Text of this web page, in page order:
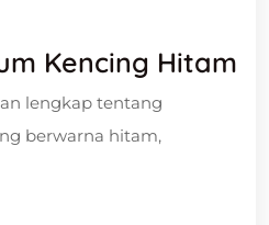
Kencing Hitam
lengkap tentang
berwarna hitam,